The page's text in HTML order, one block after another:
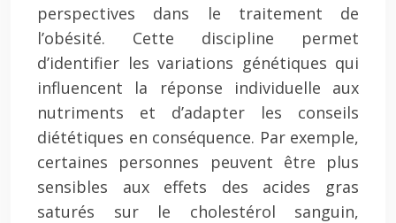
perspectives dans le traitement de
l’obésité. Cette discipline permet
d’identifier les variations génétiques qui
influencent la réponse individuelle aux
nutriments et d’adapter les conseils
diététiques en conséquence. Par exemple,
certaines personnes peuvent être plus
sensibles aux effets des acides gras
saturés sur le cholestérol sanguin,